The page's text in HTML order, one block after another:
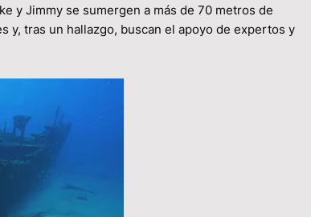
y Jimmy se sumergen a más de 70 metros de
y, tras un hallazgo, buscan el apoyo de expertos y